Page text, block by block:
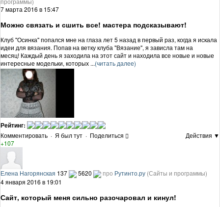
7 марта 2016 в 15:47
Можно связать и сшить все! мастера подсказывают!
Клуб "Осинка" попался мне на глаза лет 5 назад в первый раз, когда я искала
идеи для вязания. Попав на ветку клуба "Вязание", я зависла там на
месяц! Каждый день я заходила на этот сайт и находила все новые и новые
интересные модельки, которых ...(читать далее)
Рейтинг:
Комментировать · Я был тут · Поделиться
Действия ▼
+107
Елена Нагорянская 137 5620 про Рутинто.ру (Сайты и программы)
4 января 2016 в 19:01
Сайт, который меня сильно разочаровал и кинул!